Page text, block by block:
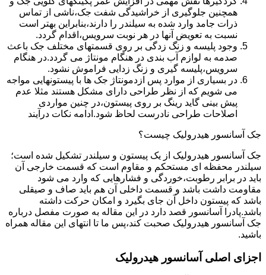
همچنین جلوگیری از خراشیدگی شفت جک،ناشی از تماس
ذرات جامد وارد شده به سیلندر را دارند،بنابراین بهتر است
نسبت به تعویض آنها در هر نوبت سرویس،اقدام گردد.
وجود پلیسه و زنگ زدگی بر روی قسمتهای مختلف جک باعث
صدمه به لوازم آب بندی در هنگام مونتاژ می گردد.در هنگام
سرویس،پلیسه گیری و زنگ زدایی فراموش نشود.
در بسیاری از موارد پس ازدمونتاژ جک ها با پیستونهایی مواجه
می شویم که از نظر طراحی دارای مشکل هستند مثلا عدم
پیش بینی گاید رینگ بر روی پیستون،در چنین مواردی
اصلاحات طراحی نادرست لحاظ شود.ادامه نکات درآیند
جک آسانسور هیدرولیک چیست؟
جک آسانسور هیدرولیک از یک پیستون و سیلندر تشکیل شده است؛
سیلندر محفظه ای مستحکم و مقاوم است که قسمت خارجی آن
باید در برابر رطوبت،خوردگی و فشارهایی که وارد می شود
مقاومت داشت باشد و قسمت داخلی آن هم باید صاف و صیقلی
باشد که پیستون داخل آن جای بگیرد و امکان حرکت داشته
باشد.پادرا آسانسور قصد دارد در این مقاله به صورت مفصل درباره
جک آسانسور هیدرولیک صحبت کند،پس ما تا انتهای این مقاله همراه
باشید.
اجزای اصلی آسانسور هیدرولیک